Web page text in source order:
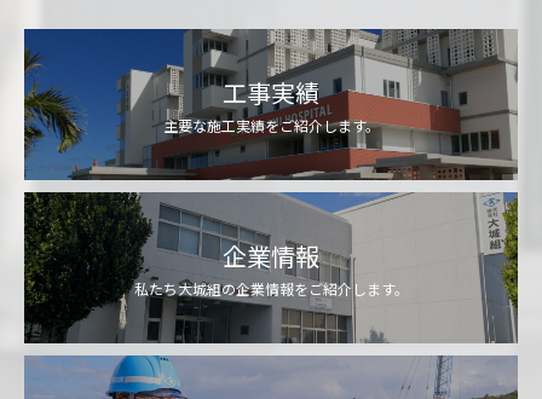
工事実績
主要な施工実績をご紹介します。
企業情報
私たち大城組の企業情報をご紹介します。